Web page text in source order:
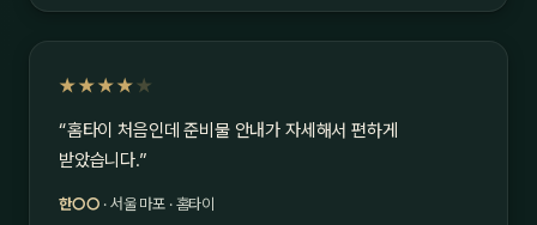
★★★★ ★
“홈타이 처음인데 준비물 안내가 자세해서 편하게
받았습니다.”
한○○ · 서울 마포 · 홈타이